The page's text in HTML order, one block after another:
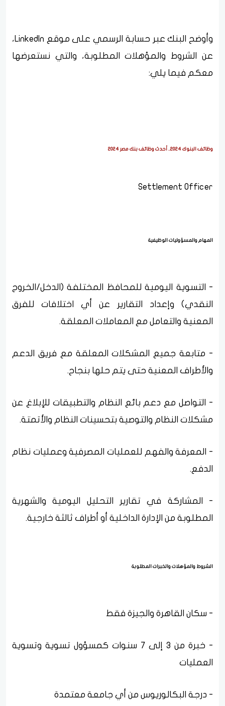
وأوضح البنك عبر حسابة الرسمي على موقع LinkedIn،
عن الشروط والمؤهلات المطلوبة، والتي نستعرضها
معكم فيما يلي:
وظائف البنوك 2024.. أحدث وظائف بنك مصر 2024
Settlement Officer
المهام والمسؤوليات الوظيفية
- التسوية اليومية للمحافظ المختلفة (الدخل/الخروج
النقدي) وإعداد التقارير عن أي اختلافات للفرق
المعنية والتعامل مع المعاملات المعلقة.
- متابعة جميع المشكلات المعلقة مع فريق الدعم
والأطراف المعنية حتى يتم حلها بنجاح.
- التواصل مع دعم بائع النظام والتطبيقات للإبلاغ عن
مشكلات النظام والتوصية بتحسينات النظام والأتمتة.
- المعرفة والفهم للعمليات المصرفية وعمليات نظام
الدفع.
- المشاركة في تقارير التحليل اليومية والشهرية
المطلوبة من الإدارة الداخلية أو أطراف ثالثة خارجية.
الشروط والمؤهلات والخبرات المطلوبة
- سكان القاهرة والجيزة فقط
- خبرة من 3 إلى 7 سنوات كمسؤول تسوية وتسوية
العمليات
- درجة البكالوريوس من أي جامعة معتمدة